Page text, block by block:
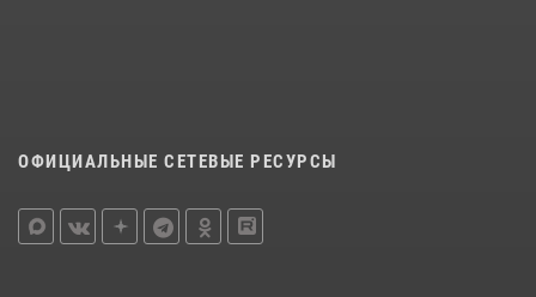
ОФИЦИАЛЬНЫЕ СЕТЕВЫЕ РЕСУРСЫ